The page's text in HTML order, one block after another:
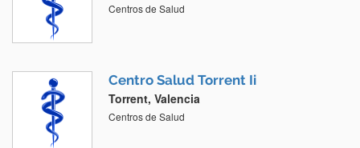
Centros de Salud
Centro Salud Torrent Ii
Torrent, Valencia
Centros de Salud